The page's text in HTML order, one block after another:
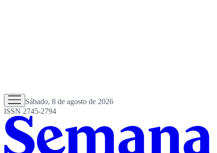
Sábado, 8 de agosto de 2026
ISSN 2745-2794